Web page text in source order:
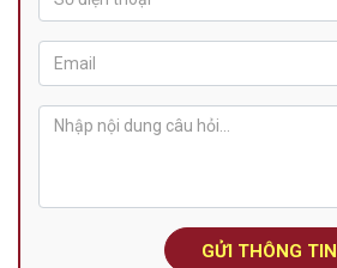
GỬI THÔNG TIN